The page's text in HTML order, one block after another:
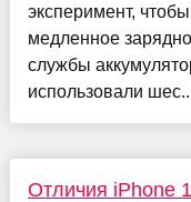
эксперимент,
медленное
службы
использовали
Отличия iPhone